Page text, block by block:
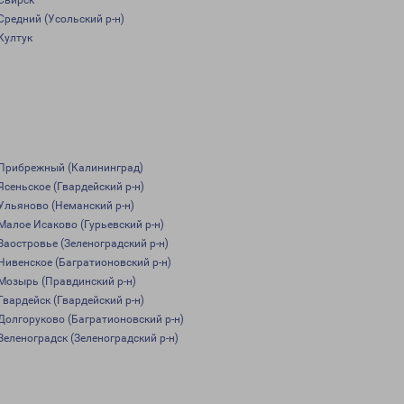
(Усольский р-н)
Култук
Прибрежный (Калининград)
(Гвардейский р-н)
(Неманский р-н)
Малое Исаково (Гурьевский р-н)
(Зеленоградский р-н)
Нивенское (Багратионовский р-н)
Мозырь (Правдинский р-н)
Гвардейск (Гвардейский р-н)
(Багратионовский р-н)
(Зеленоградский р-н)